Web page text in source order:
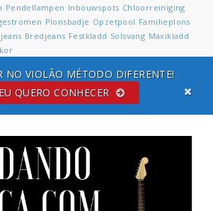
Pendellampen Inbouwspots Chloorreiniging
Plonsbadje Opzetpool Familieplons
Bredjeans Festkladd Solsvang Maxikladd
EU QUERO CONHECER